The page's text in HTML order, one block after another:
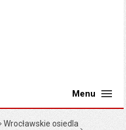
Menu
Wrocławskie osiedla